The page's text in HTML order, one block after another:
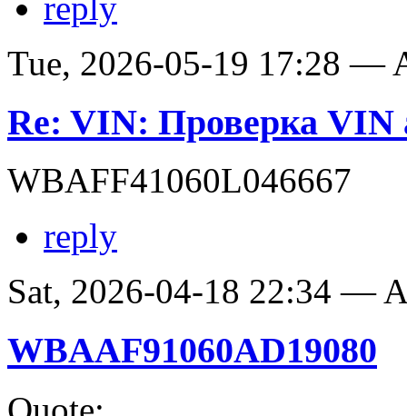
Tue, 2026-05-19 17:28 —
Re: VIN: Проверка VIN
WBAFF41060L046667
reply
Sat, 2026-04-18 22:34 —
WBAAF91060AD19080